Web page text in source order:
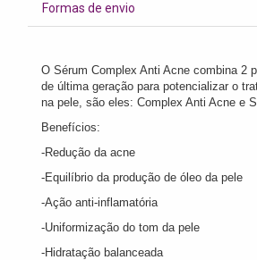
Formas de envio
O Sérum Complex Anti Acne combina 2
de última geração para potencializar o
na pele, são eles: Complex Anti Acne e
Benefícios:
-Redução da acne
-Equilíbrio da produção de óleo da pele
-Ação anti-inflamatória
-Uniformização do tom da pele
-Hidratação balanceada